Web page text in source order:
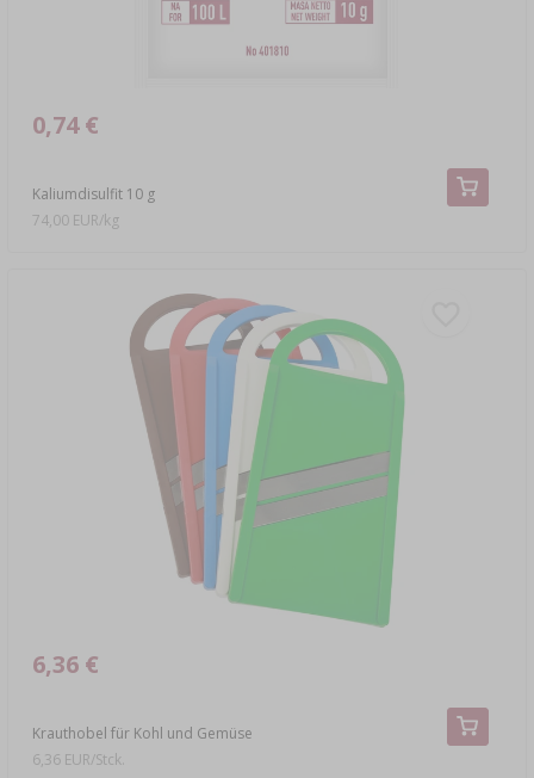
Kaliumdisulfit 10 g
0,74 €
74,00 EUR/kg
Krauthobel für Kohl und Gemüse
6,36 €
6,36 EUR/Stck.